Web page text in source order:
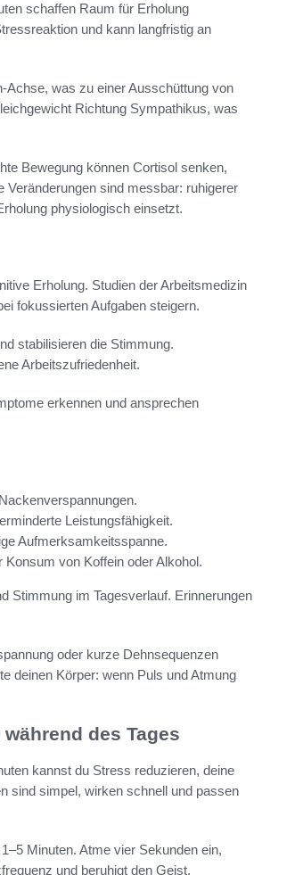
schaffen Raum für Erholung
und kann langfristig an
Achse, was zu einer Ausschüttung von
Richtung Sympathikus, was
Bewegung können Cortisol senken,
sind messbar: ruhigerer
physiologisch einsetzt.
Erholung. Studien der Arbeitsmedizin
fokussierten Aufgaben steigern.
stabilisieren die Stimmung.
Arbeitszufriedenheit.
erkennen und ansprechen
Leistungsfähigkeit.
Aufmerksamkeitsspanne.
von Koffein oder Alkohol.
Stimmung im Tagesverlauf. Erinnerungen
oder kurze Dehnsequenzen
deinen Körper: wenn Puls und Atmung
des Tages
kannst du Stress reduzieren, deine
sind simpel, wirken schnell und passen
Minuten. Atme vier Sekunden ein,
und beruhigt den Geist.